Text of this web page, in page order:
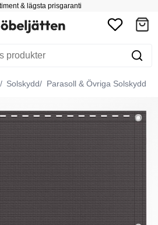
& lägsta prisgaranti
Solskydd Parasoll & Övriga Solskydd